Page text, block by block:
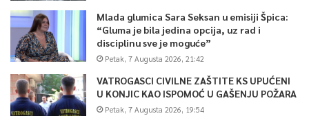
Mlada glumica Sara Seksan u emisiji Špica:
“Gluma je bila jedina opcija, uz rad i
disciplinu sve je moguće”
Petak, 7 Augusta 2026, 21:42
VATROGASCI CIVILNE ZAŠTITE KS UPUĆENI
U KONJIC KAO ISPOMOĆ U GAŠENJU POŽARA
Petak, 7 Augusta 2026, 19:54